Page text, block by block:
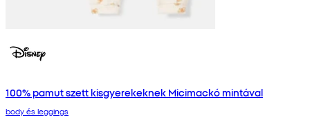
100% pamut szett kisgyerekeknek Micimackó mintával
body és leggings